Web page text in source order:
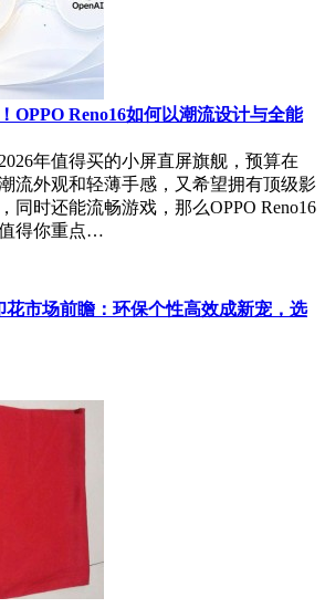
OPPO Reno16如何以潮流设计与全能
年值得买的小屏直屏旗舰，预算在
流外观和轻薄手感，又希望拥有顶级影
同时还能流畅游戏，那么OPPO Reno16
得你重点…
花市场前瞻：环保个性高效成新宠，选